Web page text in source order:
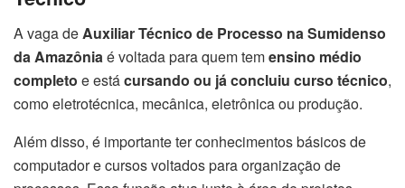
A vaga deAuxiliar Técnico de Processo na Sumidenso
da Amazôniaé voltada para quem temensino médio
completo e estácursando ou já concluiu curso técnico,
como eletrotécnica, mecânica, eletrônica ou produção.
Além disso, é importante ter conhecimentos básicos de
computador e cursos voltados para organização de